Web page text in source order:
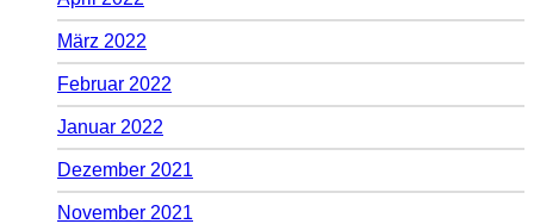
März 2022
Februar 2022
Januar 2022
Dezember 2021
November 2021